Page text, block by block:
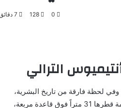
0
128
الترالي
لحظة فارقة من تاريخ البشرية،
وقف ثلاثي معماري استثنائي ليُحقق ما ظنّه العالم “مستحيلاً”: تعليق قبة ضخمة قطرها 31 متراً فوق قاعدة مربعة،